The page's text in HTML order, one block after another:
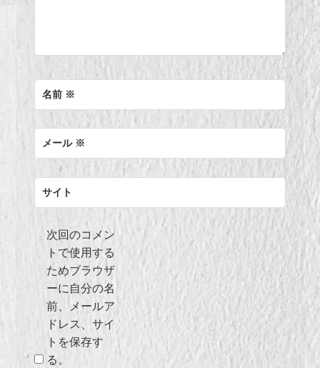
名前 ※
メール ※
サイト
次回のコメン
トで使用する
ためブラウザ
ーに自分の名
前、メールア
ドレス、サイ
トを保存す
る。